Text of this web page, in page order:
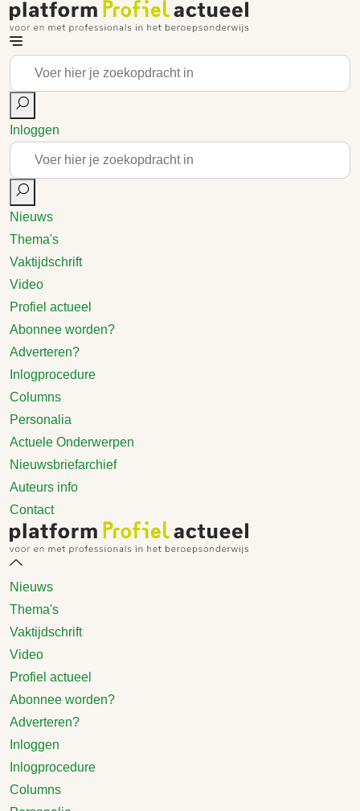
Inloggen
Nieuws
Thema's
Vaktijdschrift
Video
Profiel actueel
Abonnee worden?
Adverteren?
Inlogprocedure
Columns
Personalia
Actuele Onderwerpen
Nieuwsbriefarchief
Auteurs info
Contact
Nieuws
Thema's
Vaktijdschrift
Video
Profiel actueel
Abonnee worden?
Adverteren?
Inloggen
Inlogprocedure
Columns